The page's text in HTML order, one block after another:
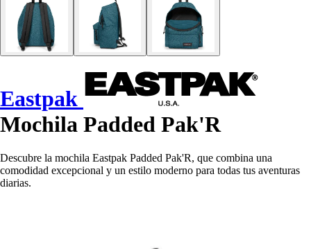
Eastpak
Mochila Padded Pak'R
Descubre la mochila Eastpak Padded Pak'R, que combina una
comodidad excepcional y un estilo moderno para todas tus aventuras
diarias.